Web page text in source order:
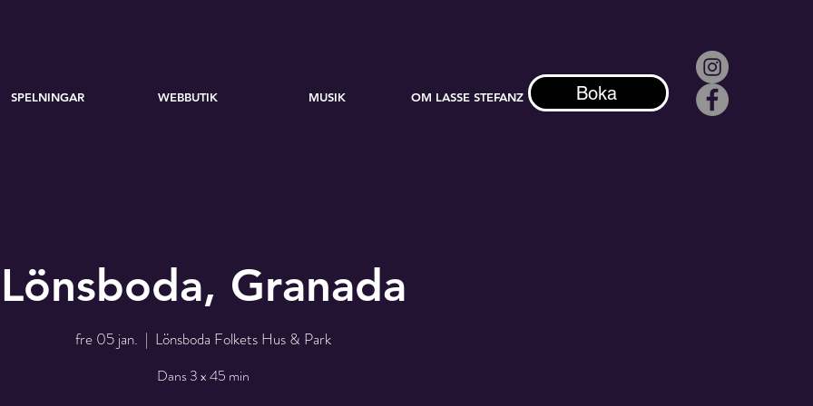
SPELNINGAR WEBBUTIK MUSIK OM LASSE STEFANZ Boka
Lönsboda, Granada
fre 05 jan.
  |
Lönsboda Folkets Hus & Park
Dans 3 x 45 min